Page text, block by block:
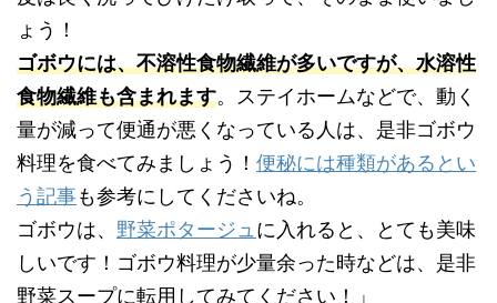
ょう！
ゴボウには、不溶性食物繊維が多いですが、水溶性
食物繊維も含まれます。ステイホームなどで、動く
量が減って便通が悪くなっている人は、是非ゴボウ
料理を食べてみましょう！ 便秘には種類があるとい
う記事も参考にしてくださいね。
ゴボウは、 野菜ポタージュ に入れると、とても美味
しいです！ゴボウ料理が少量余った時などは、是非
野菜スープに転用してみてください！」